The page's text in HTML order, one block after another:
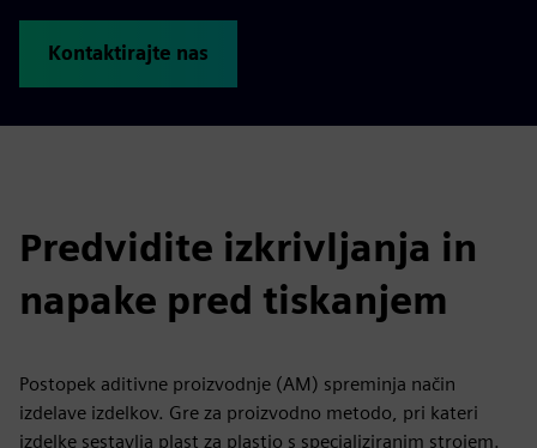
Kontaktirajte nas
Predvidite izkrivljanja in
napake pred tiskanjem
Postopek aditivne proizvodnje (AM) spreminja način
izdelave izdelkov. Gre za proizvodno metodo, pri kateri
izdelke sestavlja plast za plastjo s specializiranim strojem.